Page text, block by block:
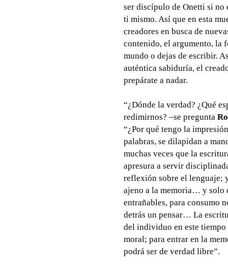
ser discípulo de Onetti si no
ti mismo. Así que en esta
creadores en busca de
contenido, el argumento, la
mundo o dejas de escribir.
auténtica sabiduría, el
prepárate a nadar.
“¿Dónde la verdad? ¿Qué
redimirnos? –se pregunta
“¿Por qué tengo la
palabras, se dilapidan a
muchas veces que la
apresura a servir
reflexión sobre el lenguaje;
ajeno a la memoria… y solo
entrañables, para consumo
detrás un pensar… La
del individuo en este
moral; para entrar en la
podrá ser de verdad libre”.